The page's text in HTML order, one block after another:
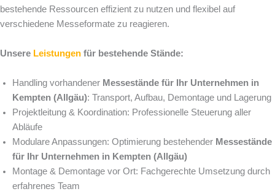
bestehende Ressourcen effizient zu nutzen und flexibel auf
verschiedene Messeformate zu reagieren.
Unsere Leistungen für bestehende Stände:
Handling vorhandener Messestände für Ihr Unternehmen in
Kempten (Allgäu): Transport, Aufbau, Demontage und Lagerung
Projektleitung & Koordination: Professionelle Steuerung aller
Abläufe
Modulare Anpassungen: Optimierung bestehender Messestände
für Ihr Unternehmen in Kempten (Allgäu)
Montage & Demontage vor Ort: Fachgerechte Umsetzung durch
erfahrenes Team